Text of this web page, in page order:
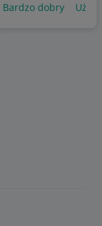
Bardzo dobry